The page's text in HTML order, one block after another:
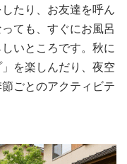
たり、お友達を呼ん
ても、すぐにお風呂
いところです。秋に
を楽しんだり、夜空
ごとのアクティビテ